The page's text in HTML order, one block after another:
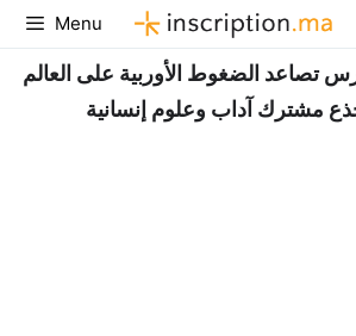
Aller
au
contenu
Menu
تصاعد الضغوط الأوربية على العالم
مشترك آداب وعلوم إنسانية